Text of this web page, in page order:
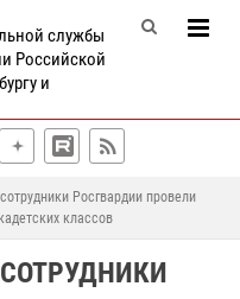
службы
Российской
и
Росгвардии провели
классов